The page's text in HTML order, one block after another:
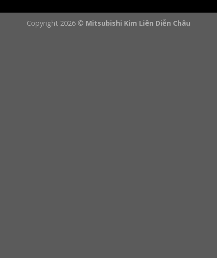
Copyright 2026 © Mitsubishi Kim Liên Diễn Châu